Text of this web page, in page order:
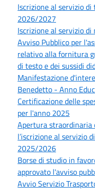
Iscrizione al servizio di
2026/2027
Iscrizione al servizio
Avviso Pubblico per
relativo alla fornitura
di testo e dei sussidi
Manifestazione
Benedetto - Anno
Certificazione delle
per l'anno 2025
Apertura
l’iscrizione al servizio
2025/2026
Borse di studio in
approvato l'avviso
Avvio Servizio